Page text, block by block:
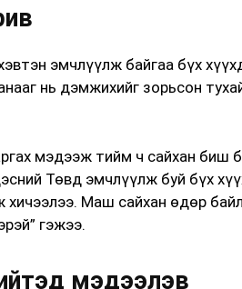
эмчлүүлж байгаа бүх
нь дэмжихийг зорьсон
мэдээж тийм ч сайхан биш
Төвд эмчлүүлж буй бүх
хичээлээ. Маш сайхан өдөр
гэжээ.
мэдээлэв